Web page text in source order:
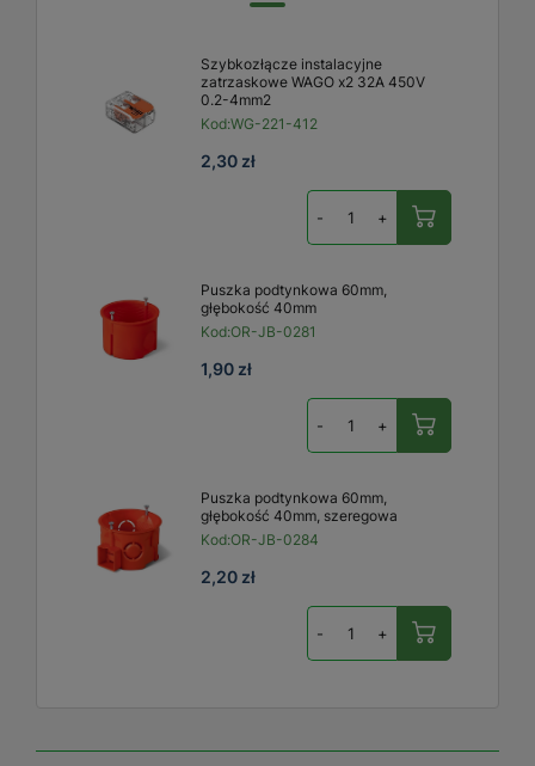
Szybkozłącze instalacyjne
zatrzaskowe WAGO x2 32A 450V
0.2-4mm2
Kod:WG-221-412
2,30 zł
- +
Puszka podtynkowa 60mm,
głębokość 40mm
Kod:OR-JB-0281
1,90 zł
- +
Puszka podtynkowa 60mm,
głębokość 40mm, szeregowa
Kod:OR-JB-0284
2,20 zł
- +